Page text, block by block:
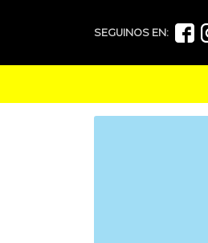
SEGUINOS EN: